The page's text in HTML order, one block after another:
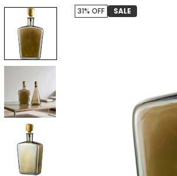
31% OFF SALE